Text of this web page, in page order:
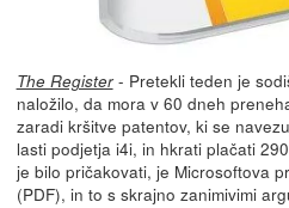
The Register- Pretekli teden je
naložilo, da mora v 60 dneh
zaradi kršitve patentov, ki se
lasti podjetja i4i, in hkrati plačati
je bilo pričakovati, je Microsoftova
(PDF), in to s skrajno zanimivimi